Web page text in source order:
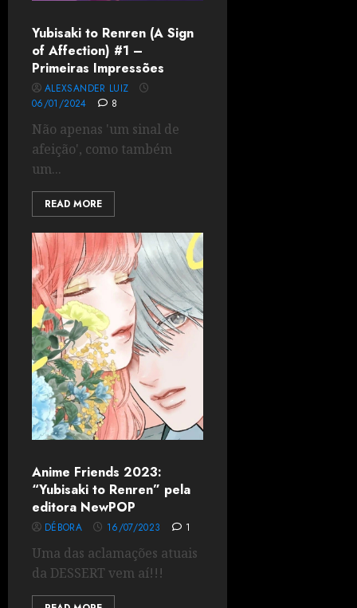
Yubisaki to Renren (A Sign
of Affection) #1 –
Primeiras Impressões
ALEXSANDER LUIZ
06/01/2024
8
Não apenas 'um sinal de
afeição', como também
um...
READ MORE
Anime Friends 2023:
“Yubisaki to Renren” pela
editora NewPOP
DÉBORA 16/07/2023 1
Uma das aclamações atuais
da DESSERT vem aí!!!